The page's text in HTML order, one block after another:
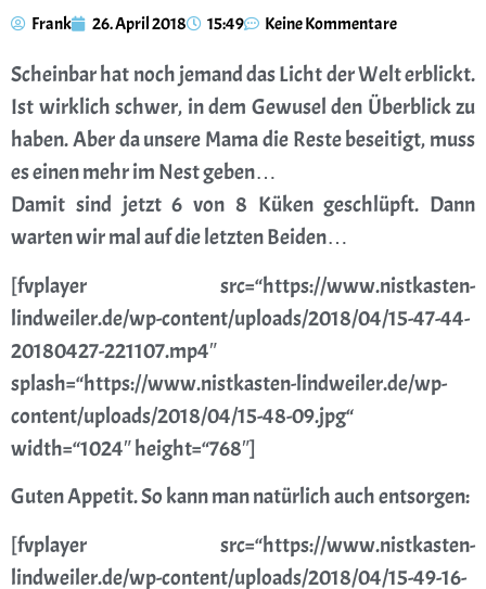
Frank 26. April 2018 15:49 Keine Kommentare
Scheinbar hat noch jemand das Licht der Welt erblickt.
Ist wirklich schwer, in dem Gewusel den Überblick zu
haben. Aber da unsere Mama die Reste beseitigt, muss
es einen mehr im Nest geben…
Damit sind jetzt 6 von 8 Küken geschlüpft. Dann
warten wir mal auf die letzten Beiden…
[fvplayer src=“https://www.nistkasten-
lindweiler.de/wp-content/uploads/2018/04/15-47-44-
20180427-221107.mp4″
splash=“https://www.nistkasten-lindweiler.de/wp-
content/uploads/2018/04/15-48-09.jpg“
width=“1024″ height=“768″]
Guten Appetit. So kann man natürlich auch entsorgen:
[fvplayer src=“https://www.nistkasten-
lindweiler.de/wp-content/uploads/2018/04/15-49-16-